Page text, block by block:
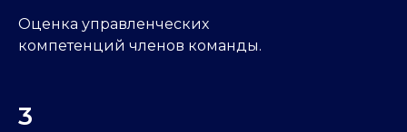
Оценка управленческих
компетенций членов команды.
3